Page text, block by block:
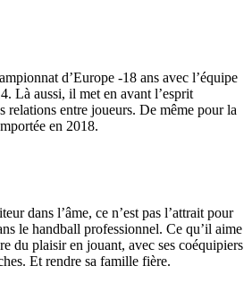
d’Europe -18 ans avec l’équipe
Là aussi, il met en avant l’esprit
relations entre joueurs. De même pour la
en 2018.
dans l’âme, ce n’est pas l’attrait pour
le handball professionnel. Ce qu’il aime
du plaisir en jouant, avec ses coéquipiers
Et rendre sa famille fière.